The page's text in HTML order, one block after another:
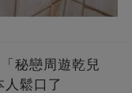
秘戀周遊乾兒
鬆口了